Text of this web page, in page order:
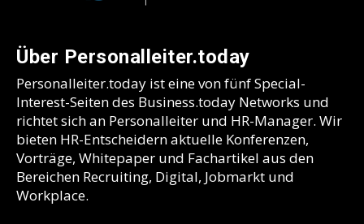
Über Personalleiter.today
Personalleiter.today ist eine von fünf Special-
Interest-Seiten des Business.today Networks und
richtet sich an Personalleiter und HR-Manager. Wir
bieten HR-Entscheidern aktuelle Konferenzen,
Vorträge, Whitepaper und Fachartikel aus den
Bereichen Recruiting, Digital, Jobmarkt und
Workplace.